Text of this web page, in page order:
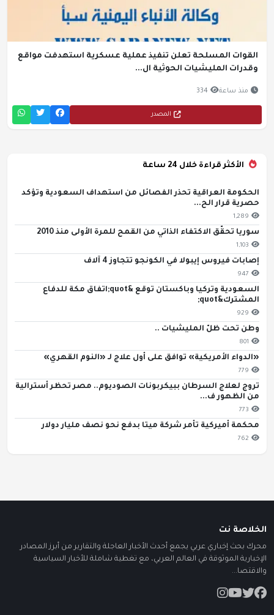
القوات المسلحة تعلن تنفيذ عملية عسكرية استهدفت مواقع
وقدرات المليشيات الحوثية ال...
منذ ساعة 334
المصدر
الأكثر قراءة خلال 24 ساعة
الحكومة العراقية تحذر الفصائل من استهداف السعودية وتؤكد
حصرية قرار الح...
1,289
سوريا تحقّق الاكتفاء الذاتي من القمح للمرة الأولى منذ 2010
1,103
إصابات فيروس إيبولا في الكونجو تتجاوز 4 آلاف
947
السعودية وتركيا وباكستان توقع &quot;اتفاق مكة للدفاع
المشترك&quot;
929
وطن تحت ظلّ المليشيات ..
801
«الدواء الأمريكية» توافق على أول علاج لـ «النوم القهري»
779
تروج لعلاج السرطان ببيكربونات الصوديوم.. مصر تحظر أسترالية
من الظهور ف...
773
محكمة أميركية تأمر شركة ميتا بدفع نحو نصف مليار دولار
762
الخلاصة نت
محرك بحث إخباري عربي يجمع أحدث الأخبار العاجلة والتقارير من أبرز المصادر
الإخبارية الموثوقة في العالم العربي، مع تغطية شاملة للأخبار السياسية
والاقتصا...